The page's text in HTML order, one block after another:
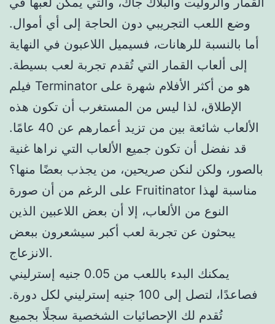
وضع اللعب التجريبي دون الحاجة إلى أي أموال.
أما بالنسبة للرهانات، فسيميل اللاعبون في النهاية
إلى ألعاب القمار التي تُقدم تجربة لعب بسيطة.
فيلم Terminator هو من أكثر الأفلام شهرة على
الإطلاق، لذا ليس من المستغرب أن تكون هذه
الألعاب شائعة بين من تزيد أعمارهم عن 40 عامًا.
قد نفضل أن تكون جميع الألعاب التي نراها غنية
بالصور، ولكن لنكن صريحين، من يجذب بعضًا منها؟
على الرغم من أن صورة Fruitinator مناسبة لهذا
النوع من الألعاب، إلا أن بعض اللاعبين الذين
يبحثون عن تجربة لعب أكبر سيشعرون ببعض
الانزعاج.
يمكنك البدء باللعب من 0.05 جنيه إسترليني
فصاعدًا، لتصل إلى 100 جنيه إسترليني لكل دورة.
تُقدم لك الإحصائيات الشخصية سجلًا بجميع